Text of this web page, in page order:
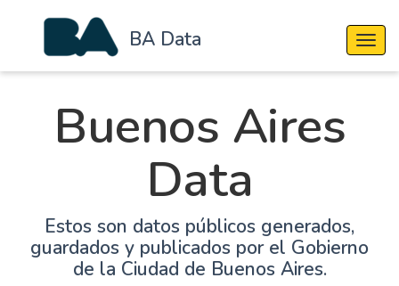
BA Data
Buenos Aires
Data
Estos son datos públicos generados,
guardados y publicados por el Gobierno
de la Ciudad de Buenos Aires.